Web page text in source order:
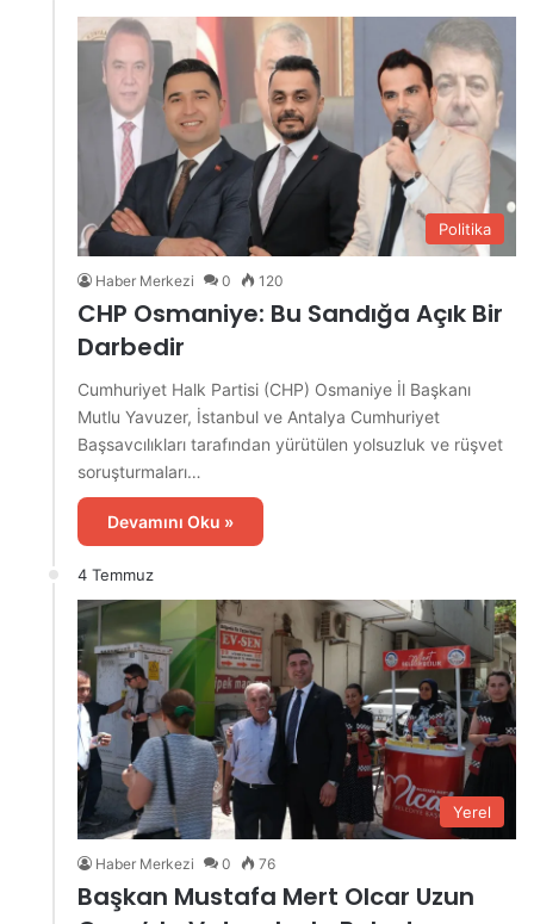
Politika
Haber Merkezi 0 120
CHP Osmaniye: Bu Sandığa Açık Bir
Darbedir
Cumhuriyet Halk Partisi (CHP) Osmaniye İl Başkanı
Mutlu Yavuzer, İstanbul ve Antalya Cumhuriyet
Başsavcılıkları tarafından yürütülen yolsuzluk ve rüşvet
soruşturmaları…
Devamını Oku »
4 Temmuz
Yerel
Haber Merkezi 0 76
Başkan Mustafa Mert Olcar Uzun